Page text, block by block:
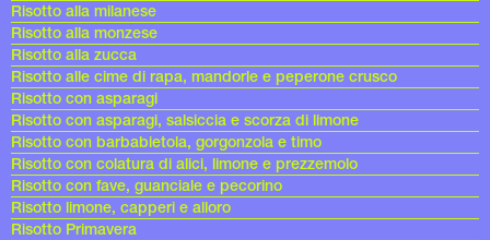
Risotto alla milanese
Risotto alla monzese
Risotto alla zucca
Risotto alle cime di rapa, mandorle e peperone crusco
Risotto con asparagi
Risotto con asparagi, salsiccia e scorza di limone
Risotto con barbabietola, gorgonzola e timo
Risotto con colatura di alici, limone e prezzemolo
Risotto con fave, guanciale e pecorino
Risotto limone, capperi e alloro
Risotto Primavera